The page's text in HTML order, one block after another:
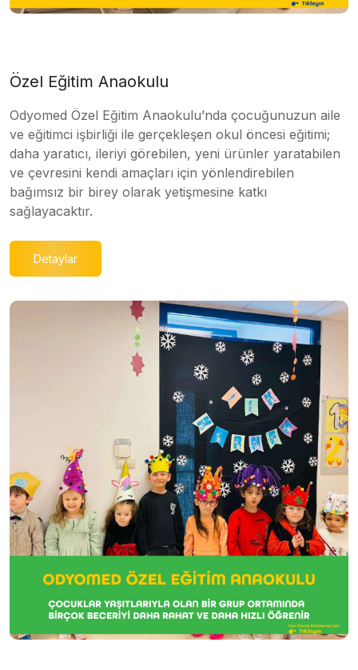
Özel Eğitim Anaokulu
Odyomed Özel Eğitim Anaokulu’nda çocuğunuzun aile
ve eğitimci işbirliği ile gerçekleşen okul öncesi eğitimi;
daha yaratıcı, ileriyi görebilen, yeni ürünler yaratabilen
ve çevresini kendi amaçları için yönlendirebilen
bağımsız bir birey olarak yetişmesine katkı
sağlayacaktır.
Detaylar